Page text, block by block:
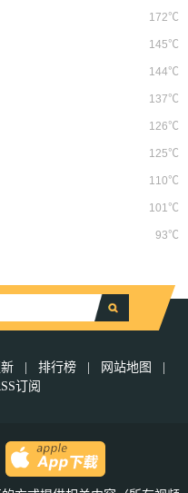
172℃
145℃
144℃
137℃
126℃
125℃
110℃
101℃
93℃
排行榜 网站地图
订阅